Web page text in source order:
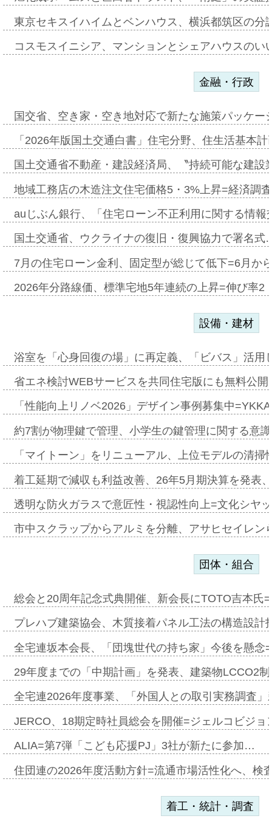
東京セキスイハイムとベンハウス、横浜都筑区の
コスモスイニシア、マンションとシェアハウスの
金融・行政
国交省、空き家・空き地対応で新たな施策パッケ
「2026年版国土交通白書」住宅分野、住生活基本
国土交通省不動産・建設経済局、〝持続可能な建
地域工務店の木造注文住宅価格5・3%上昇=経済調
auじぶん銀行、「住宅ローン不正利用に関する情
国土交通省、ウクライナの復旧・復興協力で署名
7月の住宅ローン金利、固定型が総じて低下=6月か
2026年分路線価、標準宅地5年連続の上昇=伸び率
設備・建材
浴室を「心身回復の場」に再定義、「ビバス」活
省エネ検討WEBサービスを共同住宅版にも無料公
「性能向上リノベ2026」デザイン事例募集中
約7割が物理鍵で管理、小学生の鍵管理に関する意
「マイトーン」をリニューアル、上位モデルの清
着工延期で減収も利益改善、26年5月期決算を発表
透明な防火ガラスで意匠性・視認性向上=文化シヤ
市中スクラップからアルミを分離、アサヒセイレ
団体・組合
総会と20周年記念式典開催、新会長にTOTO吉本氏
プレハブ建築協会、木質接着パネル工法の構造設
全宅連坂本会長、「団塊世代の持ち家」今後を懸
29年度までの「中期計画」を発表、建築物LCCO2
全宅連2026年度事業、「外国人との取引実務調査
JERCO、18期定時社員総会を開催=ジェルコビジ
ALIA=第7弾「こども応援PJ」3社が新たに参加…
住団連の2026年度活動方針=流通市場活性化へ、検
着工・統計・調査